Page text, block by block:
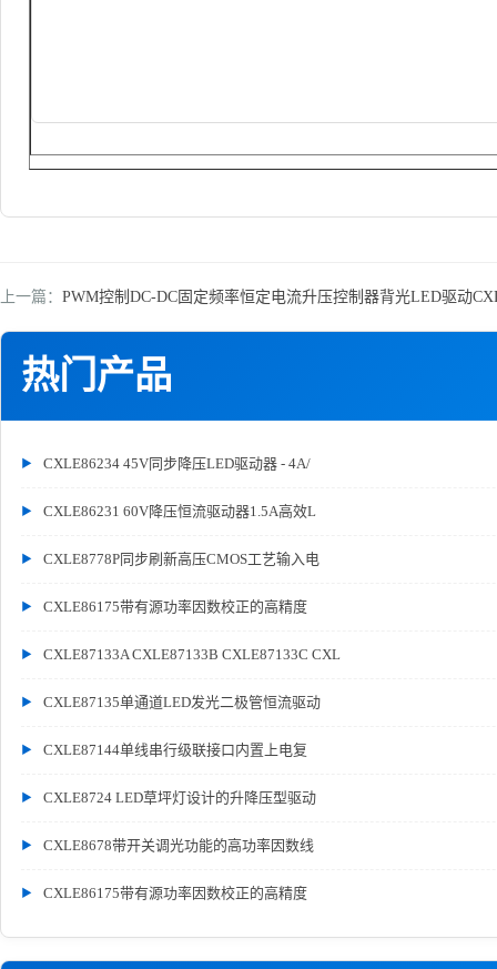
热门产品
CXLE86234 45V同步降压LED驱动器 - 4A/
CXLE86231 60V降压恒流驱动器1.5A高效L
CXLE8778P同步刷新高压CMOS工艺输入电
CXLE86175带有源功率因数校正的高精度
CXLE87133A CXLE87133B CXLE87133C CXL
CXLE87135单通道LED发光二极管恒流驱动
CXLE87144单线串行级联接口内置上电复
CXLE8724 LED草坪灯设计的升降压型驱动
CXLE8678带开关调光功能的高功率因数线
CXLE86175带有源功率因数校正的高精度
上一篇： PWM控制DC-DC固定频率恒定电流升压控制器背光LED驱动